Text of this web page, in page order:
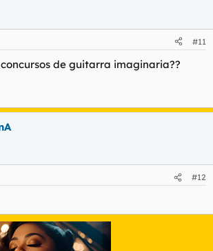
#11
de guitarra imaginaria??
#12